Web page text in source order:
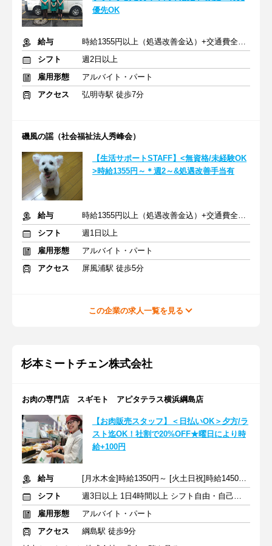
優先OK
給与
時給1355円以上（処遇改善金込）+交通費全額支給
シフト
週2日以上
雇用形態
アルバイト・パート
アクセス
弘明寺駅 徒歩7分
磯風の謡（社会福祉法人秀峰会）
【生活サポートSTAFF】<無資格/未経験OK
>時給1355円～＊週2～&処遇改善手当有
給与
時給1355円以上（処遇改善金込）+交通費全額支給
シフト
週1日以上
雇用形態
アルバイト・パート
アクセス
屏風浦駅 徒歩5分
この企業の求人一覧を見る
杉本ミートチェン株式会社
お肉の専門店 スギモト アピタテラス横浜綱島店
【お肉販売スタッフ】＜日払いOK＞夕方/ラ
スト迄OK！社割で20%OFF★曜日により時
給+100円
給与
[月水木金]時給1350円～ [火土日祝]時給1450円～ +交通費&昇給
シフト
週3日以上 1日4時間以上 シフト自由・自己申告
雇用形態
アルバイト・パート
アクセス
綱島駅 徒歩9分